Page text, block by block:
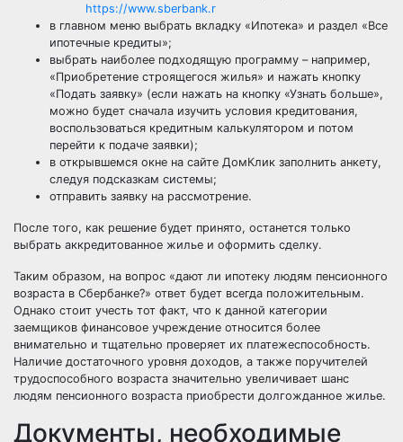
https://www.sberbank.r
в главном меню выбрать вкладку «Ипотека» и раздел «Все
ипотечные кредиты»;
выбрать наиболее подходящую программу – например,
«Приобретение строящегося жилья» и нажать кнопку
«Подать заявку» (если нажать на кнопку «Узнать больше»,
можно будет сначала изучить условия кредитования,
воспользоваться кредитным калькулятором и потом
перейти к подаче заявки);
в открывшемся окне на сайте ДомКлик заполнить анкету,
следуя подсказкам системы;
отправить заявку на рассмотрение.
После того, как решение будет принято, останется только
выбрать аккредитованное жилье и оформить сделку.
Таким образом, на вопрос «дают ли ипотеку людям пенсионного
возраста в Сбербанке?» ответ будет всегда положительным.
Однако стоит учесть тот факт, что к данной категории
заемщиков финансовое учреждение относится более
внимательно и тщательно проверяет их платежеспособность.
Наличие достаточного уровня доходов, а также поручителей
трудоспособного возраста значительно увеличивает шанс
людям пенсионного возраста приобрести долгожданное жилье.
Документы, необходимые